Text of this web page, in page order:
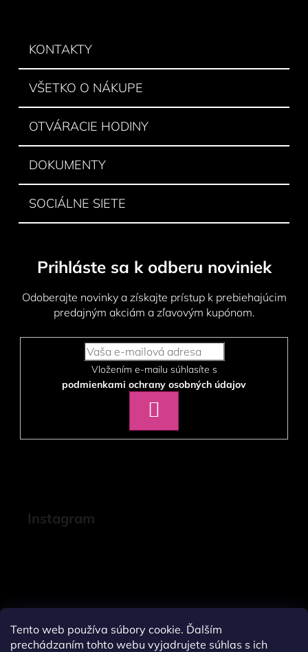
Tento web používa súbory cookie. Ďalším
prechádzaním tohto webu vyjadrujete súhlas s ich
KONTAKTY
VŠETKO O NÁKUPE
OTVÁRACIE HODINY
DOKUMENTY
SOCIÁLNE SIETE
Prihláste sa k odberu noviniek
Odoberajte novinky a získajte prístup k prebiehajúcim
predajným akciám a zľavovým kupónom.
podmienkami ochrany osobných údajov
SA
Instagram